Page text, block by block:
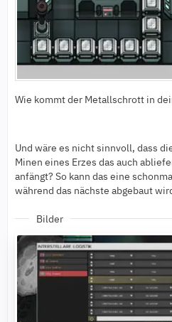
Wie kommt der Metallschrott in
Und wäre es nicht sinnvoll, dass
Minen eines Erzes das auch
anfängt? So kann das eine
während das nächste abgebaut
Bilder